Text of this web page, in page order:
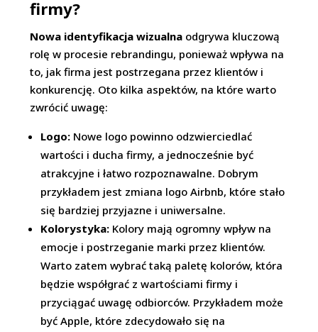
firmy?
Nowa identyfikacja wizualna odgrywa kluczową
rolę w procesie rebrandingu, ponieważ wpływa na
to, jak firma jest postrzegana przez klientów i
konkurencję. Oto kilka aspektów, na które warto
zwrócić uwagę:
Logo: Nowe logo powinno odzwierciedlać
wartości i ducha firmy, a jednocześnie być
atrakcyjne i łatwo rozpoznawalne. Dobrym
przykładem jest zmiana logo Airbnb, które stało
się bardziej przyjazne i uniwersalne.
Kolorystyka: Kolory mają ogromny wpływ na
emocje i postrzeganie marki przez klientów.
Warto zatem wybrać taką paletę kolorów, która
będzie współgrać z wartościami firmy i
przyciągać uwagę odbiorców. Przykładem może
być Apple, które zdecydowało się na